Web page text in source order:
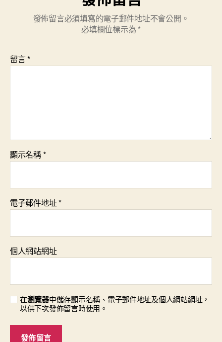
發佈留言必須填寫的電子郵件地址不會公開。
必填欄位標示為 *
留言*
顯示名稱*
電子郵件地址*
個人網站網址
在瀏覽器中儲存顯示名稱、電子郵件地址及個人網站網址，
以供下次發佈留言時使用。